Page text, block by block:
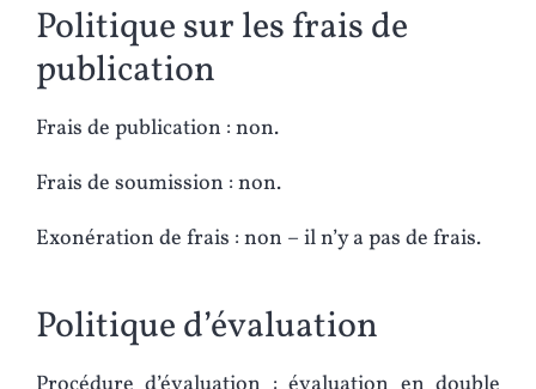
Politique sur les frais de
publication
Frais de publication : non.
Frais de soumission : non.
Exonération de frais : non – il n’y a pas de frais.
Politique d’évaluation